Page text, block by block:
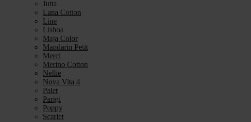
Jutta
Lana Cotton
Line
Lisboa
Maja Color
Mandarin Petit
Merci
Merino Cotton
Nellie
Nova Vita 4
Palet
Parigi
Poppy
Scarlet